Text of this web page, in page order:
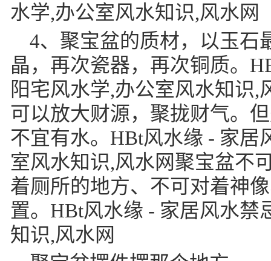
水学,办公室风水知识,风水网
4、聚宝盆的质材，以玉石
晶，再次瓷器，再次铜质。
阳宅风水学,办公室风水知识,
可以放大财源，聚拢财气。
不宜有水。HBt风水缘 - 家居
室风水知识,风水网聚宝盆不
着厕所的地方、不可对着神
置。HBt风水缘 - 家居风水禁
知识,风水网